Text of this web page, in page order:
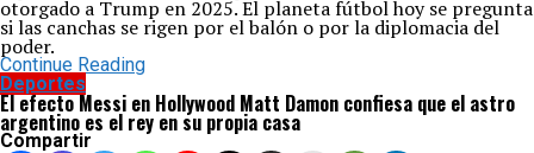
otorgado a Trump en 2025. El planeta fútbol hoy se pregunta
si las canchas se rigen por el balón o por la diplomacia del
poder.
Continue Reading
Deportes
El efecto Messi en Hollywood Matt Damon confiesa que el astro
argentino es el rey en su propia casa
Compartir